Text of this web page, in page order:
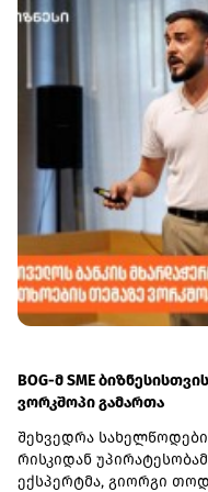
BOG-მ SME
ვორკშოპი გამართა
შეხვედრა
რისკიდან
ექსპერტმა, გიორგი